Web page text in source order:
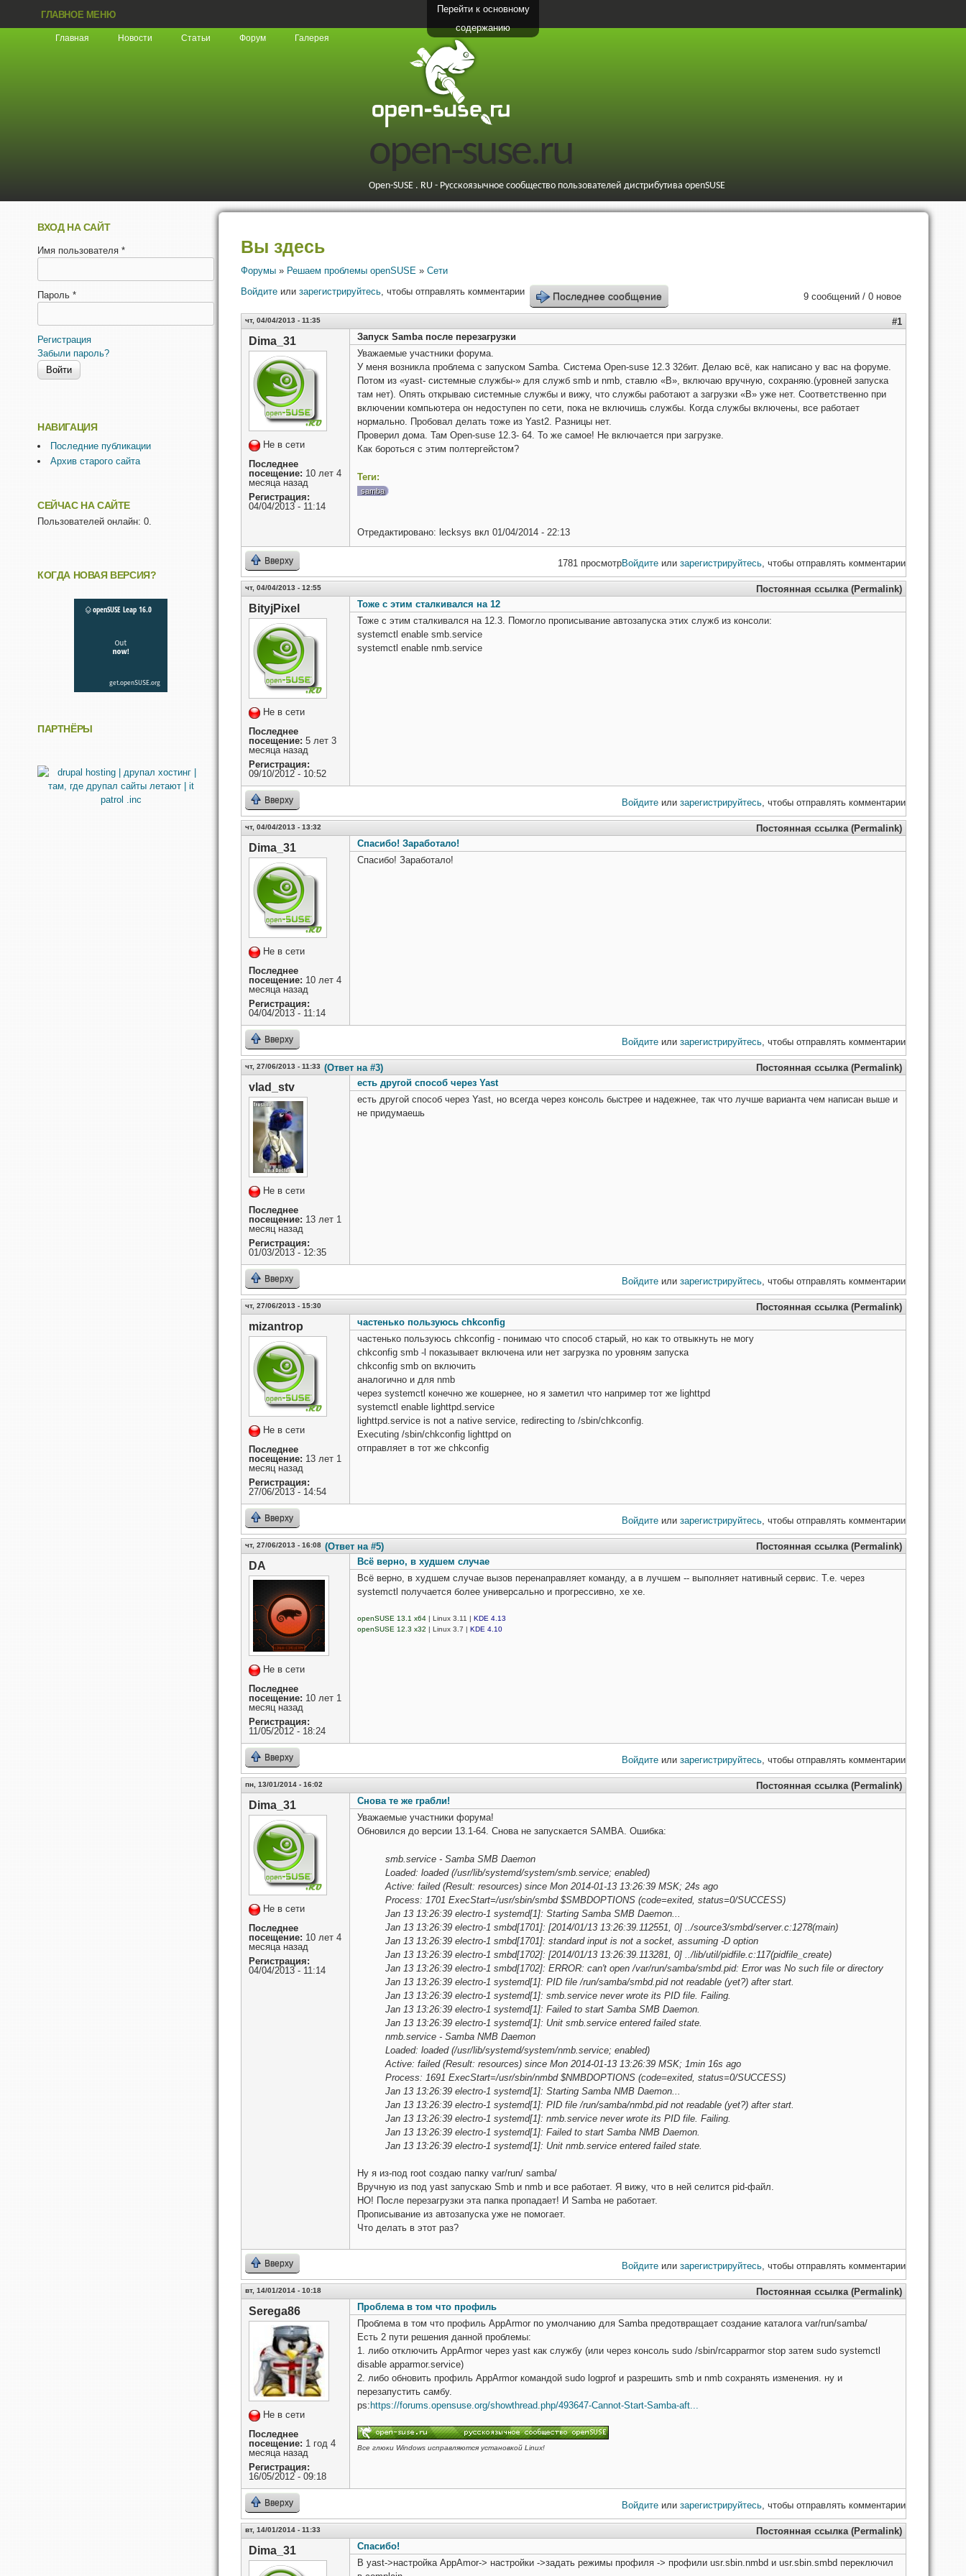
Перейти к основному
содержанию
ГЛАВНОЕ МЕНЮ
Главная Новости Статьи Форум Галерея
open-suse.ru
Open-SUSE . RU - Русскоязычное сообщество пользователей дистрибутива openSUSE
Вы здесь
Форумы » Решаем проблемы openSUSE » Сети
9 сообщений / 0 новое
Войдите или зарегистрируйтесь, чтобы отправлять комментарии Последнее сообщение
чт, 04/04/2013 - 11:35 #1
Dima_31
Не в сети
Последнее
посещение: 10 лет 4
месяца назад
Регистрация:
04/04/2013 - 11:14
Запуск Samba после перезагрузки
Уважаемые участники форума.
У меня возникла проблема с запуском Samba. Система Open-suse 12.3 32бит. Делаю всё, как написано у вас на форуме.
Потом из «yast- системные службы-» для служб smb и nmb, ставлю «В», включаю вручную, сохраняю.(уровней запуска
там нет). Опять открываю системные службы и вижу, что службы работают а загрузки «В» уже нет. Соответственно при
включении компьютера он недоступен по сети, пока не включишь службы. Когда службы включены, все работает
нормально. Пробовал делать тоже из Yast2. Разницы нет.
Проверил дома. Там Open-suse 12.3- 64. То же самое! Не включается при загрузке.
Как бороться с этим полтергейстом?
Теги:
samba
Отредактировано: lecksys вкл 01/04/2014 - 22:13
Вверху 1781 просмотрВойдите или зарегистрируйтесь, чтобы отправлять комментарии
чт, 04/04/2013 - 12:55 Постоянная ссылка (Permalink)
BityjPixel
Не в сети
Последнее
посещение: 5 лет 3
месяца назад
Регистрация:
09/10/2012 - 10:52
Тоже с этим сталкивался на 12
Тоже с этим сталкивался на 12.3. Помогло прописывание автозапуска этих служб из консоли:
systemctl enable smb.service
systemctl enable nmb.service
Вверху Войдите или зарегистрируйтесь, чтобы отправлять комментарии
чт, 04/04/2013 - 13:32 Постоянная ссылка (Permalink)
Dima_31
Не в сети
Последнее
посещение: 10 лет 4
месяца назад
Регистрация:
04/04/2013 - 11:14
Спасибо! Заработало!
Спасибо! Заработало!
Вверху Войдите или зарегистрируйтесь, чтобы отправлять комментарии
чт, 27/06/2013 - 11:33 (Ответ на #3) Постоянная ссылка (Permalink)
vlad_stv
Не в сети
Последнее
посещение: 13 лет 1
месяц назад
Регистрация:
01/03/2013 - 12:35
есть другой способ через Yast
есть другой способ через Yast, но всегда через консоль быстрее и надежнее, так что лучше варианта чем написан выше и
не придумаешь
Вверху Войдите или зарегистрируйтесь, чтобы отправлять комментарии
чт, 27/06/2013 - 15:30 Постоянная ссылка (Permalink)
mizantrop
Не в сети
Последнее
посещение: 13 лет 1
месяц назад
Регистрация:
27/06/2013 - 14:54
частенько пользуюсь chkconfig
частенько пользуюсь chkconfig - понимаю что способ старый, но как то отвыкнуть не могу
chkconfig smb -l показывает включена или нет загрузка по уровням запуска
chkconfig smb on включить
аналогично и для nmb
через systemctl конечно же кошернее, но я заметил что например тот же lighttpd
systemctl enable lighttpd.service
lighttpd.service is not a native service, redirecting to /sbin/chkconfig.
Executing /sbin/chkconfig lighttpd on
отправляет в тот же chkconfig
Вверху Войдите или зарегистрируйтесь, чтобы отправлять комментарии
чт, 27/06/2013 - 16:08 (Ответ на #5) Постоянная ссылка (Permalink)
DA
Не в сети
Последнее
посещение: 10 лет 1
месяц назад
Регистрация:
11/05/2012 - 18:24
Всё верно, в худшем случае
Всё верно, в худшем случае вызов перенаправляет команду, а в лучшем -- выполняет нативный сервис. Т.е. через
systemctl получается более универсально и прогрессивно, хе хе.
openSUSE 13.1 x64 | Linux 3.11 | KDE 4.13
openSUSE 12.3 x32 | Linux 3.7 | KDE 4.10
Вверху Войдите или зарегистрируйтесь, чтобы отправлять комментарии
пн, 13/01/2014 - 16:02 Постоянная ссылка (Permalink)
Dima_31
Не в сети
Последнее
посещение: 10 лет 4
месяца назад
Регистрация:
04/04/2013 - 11:14
Снова те же грабли!
Уважаемые участники форума!
Обновился до версии 13.1-64. Снова не запускается SAMBA. Ошибка:
smb.service - Samba SMB Daemon
Loaded: loaded (/usr/lib/systemd/system/smb.service; enabled)
Active: failed (Result: resources) since Mon 2014-01-13 13:26:39 MSK; 24s ago
Process: 1701 ExecStart=/usr/sbin/smbd $SMBDOPTIONS (code=exited, status=0/SUCCESS)
Jan 13 13:26:39 electro-1 systemd[1]: Starting Samba SMB Daemon...
Jan 13 13:26:39 electro-1 smbd[1701]: [2014/01/13 13:26:39.112551, 0] ../source3/smbd/server.c:1278(main)
Jan 13 13:26:39 electro-1 smbd[1701]: standard input is not a socket, assuming -D option
Jan 13 13:26:39 electro-1 smbd[1702]: [2014/01/13 13:26:39.113281, 0] ../lib/util/pidfile.c:117(pidfile_create)
Jan 13 13:26:39 electro-1 smbd[1702]: ERROR: can't open /var/run/samba/smbd.pid: Error was No such file or directory
Jan 13 13:26:39 electro-1 systemd[1]: PID file /run/samba/smbd.pid not readable (yet?) after start.
Jan 13 13:26:39 electro-1 systemd[1]: smb.service never wrote its PID file. Failing.
Jan 13 13:26:39 electro-1 systemd[1]: Failed to start Samba SMB Daemon.
Jan 13 13:26:39 electro-1 systemd[1]: Unit smb.service entered failed state.
nmb.service - Samba NMB Daemon
Loaded: loaded (/usr/lib/systemd/system/nmb.service; enabled)
Active: failed (Result: resources) since Mon 2014-01-13 13:26:39 MSK; 1min 16s ago
Process: 1691 ExecStart=/usr/sbin/nmbd $NMBDOPTIONS (code=exited, status=0/SUCCESS)
Jan 13 13:26:39 electro-1 systemd[1]: Starting Samba NMB Daemon...
Jan 13 13:26:39 electro-1 systemd[1]: PID file /run/samba/nmbd.pid not readable (yet?) after start.
Jan 13 13:26:39 electro-1 systemd[1]: nmb.service never wrote its PID file. Failing.
Jan 13 13:26:39 electro-1 systemd[1]: Failed to start Samba NMB Daemon.
Jan 13 13:26:39 electro-1 systemd[1]: Unit nmb.service entered failed state.
Ну я из-под root создаю папку var/run/ samba/
Вручную из под yast запускаю Smb и nmb и все работает. Я вижу, что в ней селится pid-файл.
НО! После перезагрузки эта папка пропадает! И Samba не работает.
Прописывание из автозапуска уже не помогает.
Что делать в этот раз?
Вверху Войдите или зарегистрируйтесь , чтобы отправлять комментарии
вт, 14/01/2014 - 10:18 Постоянная ссылка (Permalink)
Serega86
Не в сети
Последнее
посещение: 1 год 4
месяца назад
Регистрация:
16/05/2012 - 09:18
Проблема в том что профиль
Проблема в том что профиль AppArmor по умолчанию для Samba предотвращает создание каталога var/run/samba/
Есть 2 пути решения данной проблемы:
1. либо отключить AppArmor через yast как службу (или через консоль sudo /sbin/rcapparmor stop затем sudo systemctl
disable apparmor.service)
2. либо обновить профиль AppArmor командой sudo logprof и разрешить smb и nmb сохранять изменения. ну и
перезапустить самбу.
ps:https://forums.opensuse.org/showthread.php/493647-Cannot-Start-Samba-aft...
Все глюки Windows исправляются установкой Linux!
Вверху Войдите или зарегистрируйтесь , чтобы отправлять комментарии
вт, 14/01/2014 - 11:33 Постоянная ссылка (Permalink)
Dima_31
Cпасибо!
В yast->настройка AppAmor-> настройки ->задать режимы профиля -> профили usr.sbin.nmbd и usr.sbin.smbd переключил
ВХОД НА САЙТ
Имя пользователя *
Пароль *
Регистрация
Забыли пароль?
НАВИГАЦИЯ
Последние публикации
Архив старого сайта
СЕЙЧАС НА САЙТЕ
Пользователей онлайн: 0.
КОГДА НОВАЯ ВЕРСИЯ?
ПАРТНЁРЫ